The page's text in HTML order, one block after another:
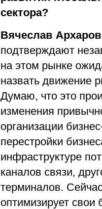
сектора?
Вячеслав
подтверждают
на этом рынке
назвать движение
Думаю, что это
изменения
организации
перестройки
инфраструктуре
каналов связи,
терминалов.
оптимизирует свои